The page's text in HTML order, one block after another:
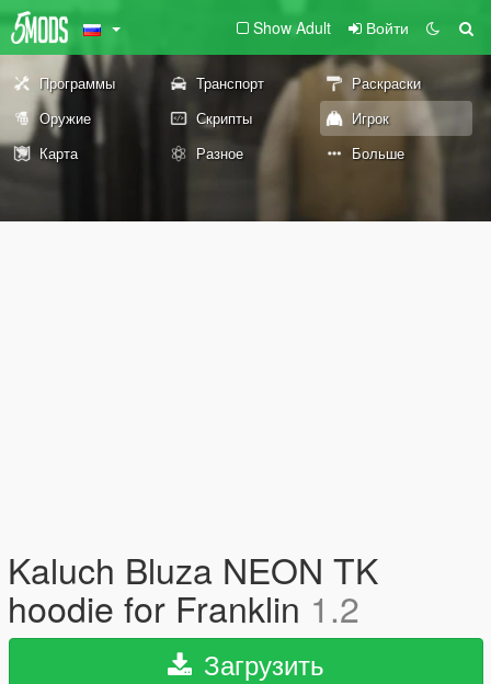
Show Adult Войти
Программы Транспорт
Раскраски
Оружие
Скрипты
Игрок
Карта
Разное Больше
Kaluch Bluza NEON TK
hoodie for Franklin 1.2
Загрузить